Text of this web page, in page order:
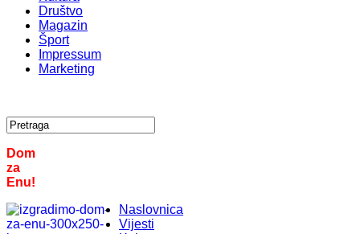
Društvo
Magazin
Šport
Impressum
Marketing
Dom
za
Enu!
Naslovnica
Vijesti